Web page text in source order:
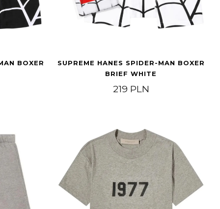
PLN
BOXER
SUPREME HANES SPIDER-MAN BOXER
BRIEF WHITE
219 PLN